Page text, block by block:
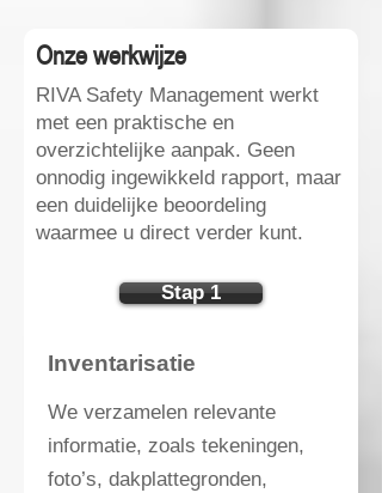
Onze werkwijze
RIVA Safety Management werkt
met een praktische en
overzichtelijke aanpak. Geen
onnodig ingewikkeld rapport, maar
een duidelijke beoordeling
waarmee u direct verder kunt.
Stap 1
Inventarisatie
We verzamelen relevante
informatie, zoals tekeningen,
foto’s, dakplattegronden,